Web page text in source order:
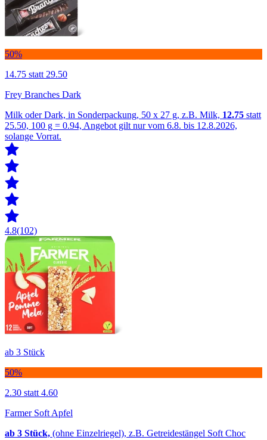
50%
14.75 statt 29.50
Frey Branches Dark
Milk oder Dark, in Sonderpackung, 50 x 27 g, z.B. Milk, 12.75 statt
25.50, 100 g = 0.94, Angebot gilt nur vom 6.8. bis 12.8.2026,
solange Vorrat.
4.8(102)
ab 3 Stück
50%
2.30 statt 4.60
Farmer Soft Apfel
ab 3 Stück, (ohne Einzelriegel), z.B. Getreidestängel Soft Choc